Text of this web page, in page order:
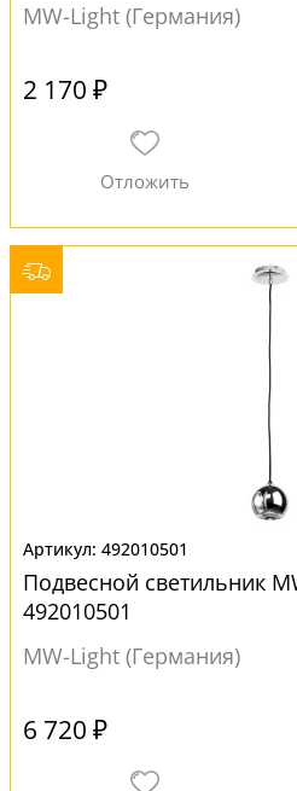
MW-Light (Германия)
2 170 ₽
492010501
Подвесной светильник
492010501
MW-Light (Германия)
6 720 ₽